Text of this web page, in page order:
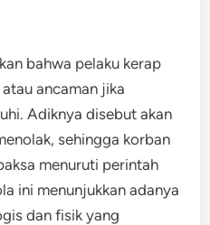
bahwa pelaku kerap
ancaman jika
Adiknya disebut akan
sehingga korban
menuruti perintah
ini menunjukkan adanya
dan fisik yang